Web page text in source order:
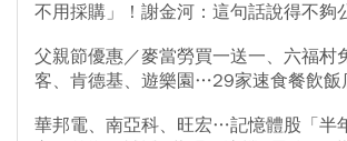
不用採購」！謝金河：這句話說得不夠
父親節優惠／麥當勞買一送一、六福村
客、肯德基、遊樂園…29家速食餐飲飯
華邦電、南亞科、旺宏…記憶體股「半